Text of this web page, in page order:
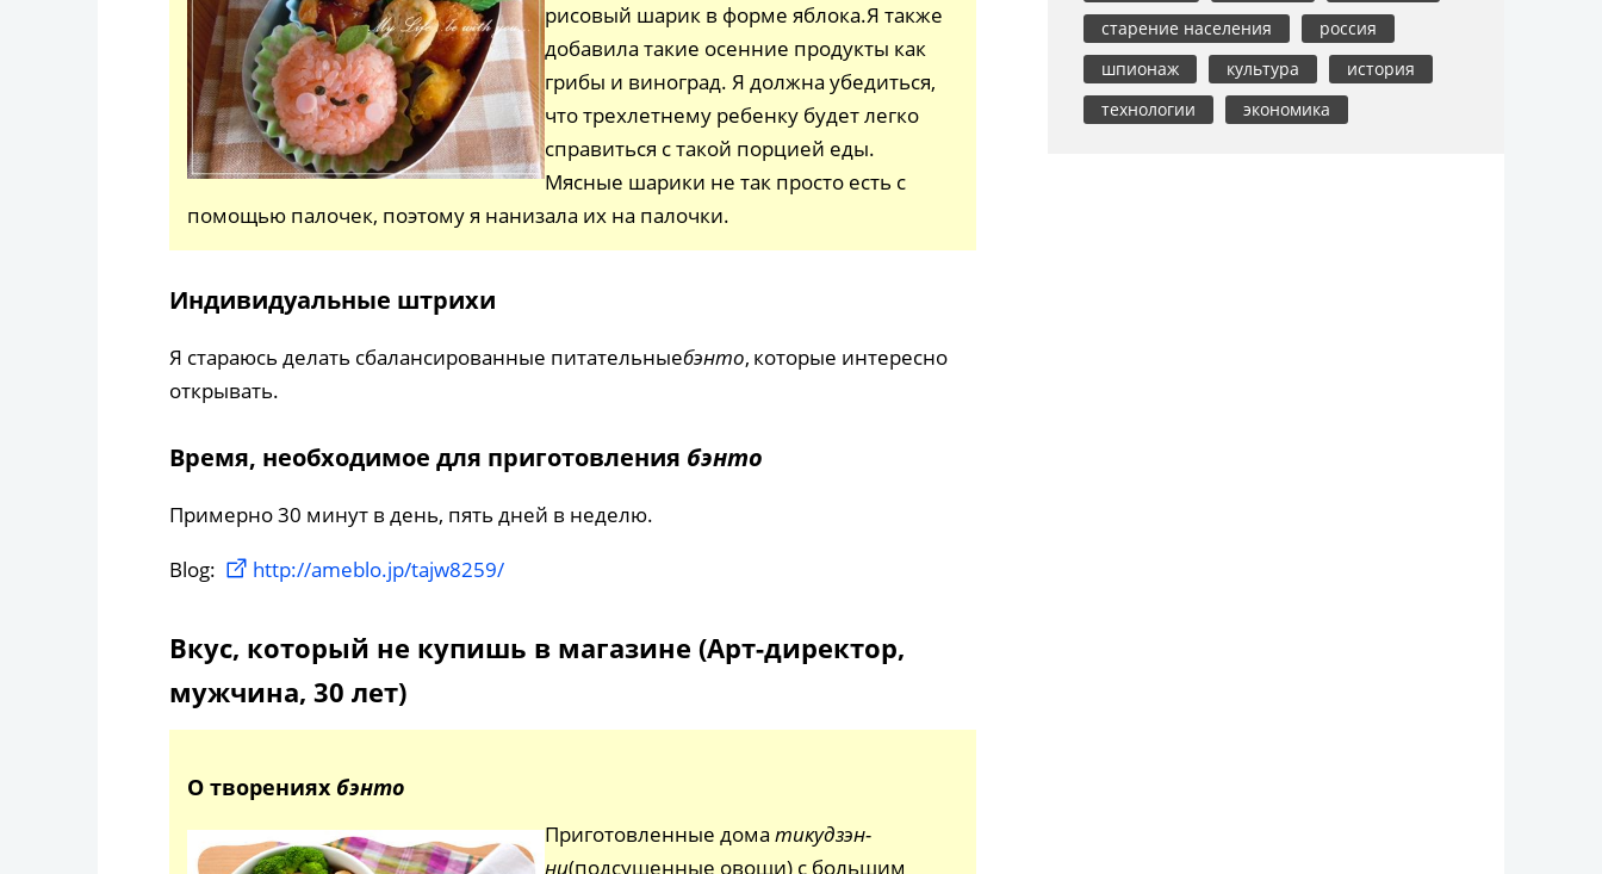
рисовый шарик в форме яблока.Я также
добавила такие осенние продукты как
грибы и виноград. Я должна убедиться,
что трехлетнему ребенку будет легко
справиться с такой порцией еды.
Мясные шарики не так просто есть с
помощью палочек, поэтому я нанизала их на палочки.
Индивидуальные штрихи
Я стараюсь делать сбалансированные питательныебэнто, которые интересно
открывать.
Время, необходимое для приготовления бэнто
Примерно 30 минут в день, пять дней в неделю.
Blog:
http://ameblo.jp/tajw8259/
Вкус, который не купишь в магазине (Арт-директор,
мужчина, 30 лет)
О творениях бэнто
Приготовленные дома тикудзэн-
ни(подсушенные овощи) с большим
старение населения
россия
шпионаж
культура
история
технологии
экономика